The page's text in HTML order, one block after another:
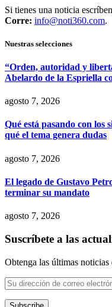
Si tienes una noticia
Corre: info@noti360.com.
Nuestras selecciones
“Orden, autoridad y
Abelardo de la Espriella
agosto 7, 2026
Qué está pasando con los
qué el tema genera dudas
agosto 7, 2026
El legado de Gustavo
terminar su mandato
agosto 7, 2026
Suscríbete a las
Obtenga las últimas